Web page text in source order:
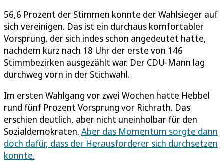
56,6 Prozent der Stimmen konnte der Wahlsieger auf
sich vereinigen. Das ist ein durchaus komfortabler
Vorsprung, der sich indes schon angedeutet hatte,
nachdem kurz nach 18 Uhr der erste von 146
Stimmbezirken ausgezählt war. Der CDU-Mann lag
durchweg vorn in der Stichwahl.
Im ersten Wahlgang vor zwei Wochen hatte Hebbel
rund fünf Prozent Vorsprung vor Richrath. Das
erschien deutlich, aber nicht uneinholbar für den
Sozialdemokraten. Aber das Momentum sorgte dann
doch dafür, dass der Herausforderer sich durchsetzen
konnte.